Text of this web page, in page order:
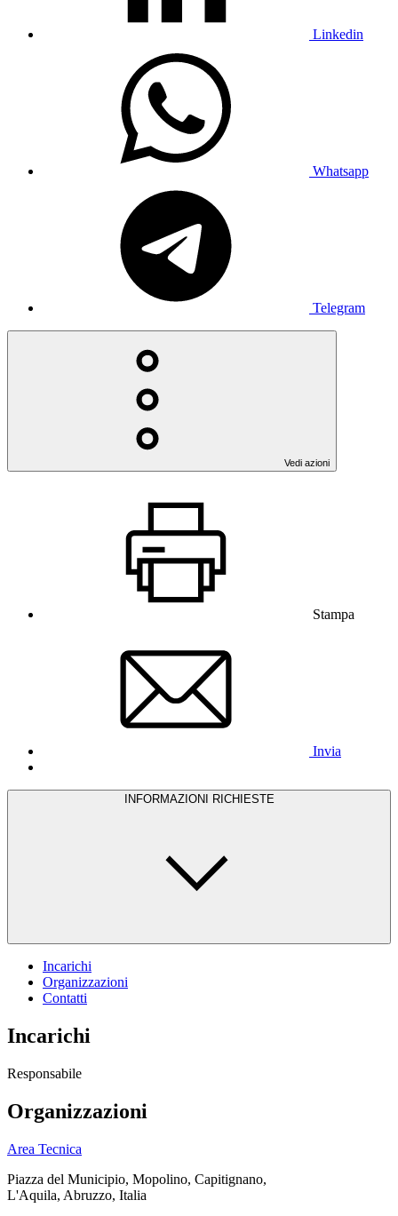
Linkedin
Whatsapp
Telegram
Vedi azioni
Stampa
Invia
INFORMAZIONI RICHIESTE
Incarichi
Organizzazioni
Contatti
Incarichi
Responsabile
Organizzazioni
Area Tecnica
Piazza del Municipio, Mopolino, Capitignano,
L'Aquila, Abruzzo, Italia